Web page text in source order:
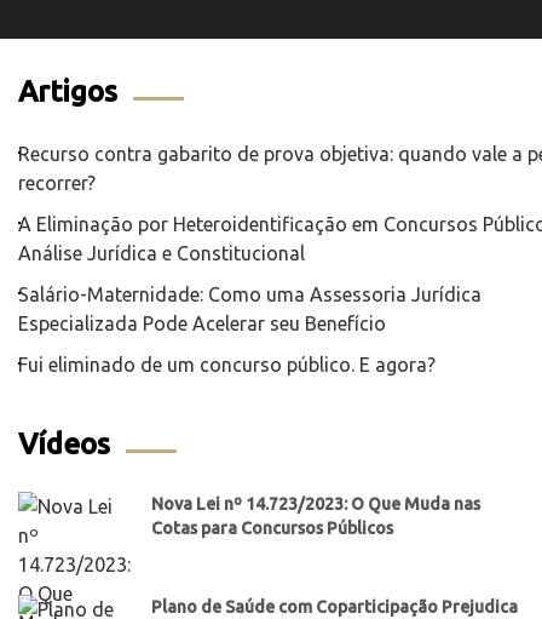
Artigos
Recurso contra gabarito de prova objetiva: quando vale a
recorrer?
A Eliminação por Heteroidentificação em Concursos
Análise Jurídica e Constitucional
Salário-Maternidade: Como uma Assessoria Jurídica
Especializada Pode Acelerar seu Benefício
Fui eliminado de um concurso público. E agora?
Vídeos
Nova Lei nº 14.723/2023: O Que Muda nas
Cotas para Concursos Públicos
Plano de Saúde com Coparticipação Prejudica